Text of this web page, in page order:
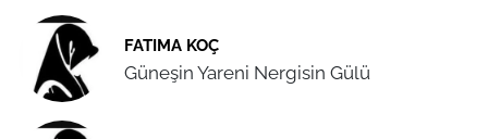
FATIMA KOÇ
Güneşin Yareni Nergisin Gülü